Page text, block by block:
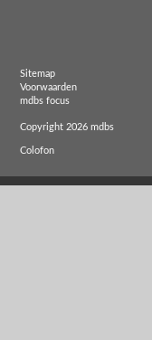
Sitemap
Voorwaarden
mdbs focus
Copyright 2026 mdbs
Colofon